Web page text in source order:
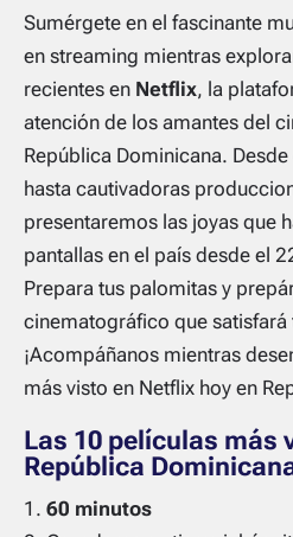
Sumérgete en el fascinante
en streaming mientras
recientes en Netflix, la
atención de los amantes del
República Dominicana.
hasta cautivadoras
presentaremos las joyas que
pantallas en el país desde el
Prepara tus palomitas y
cinematográfico que satisfará
¡Acompáñanos mientras
más visto en Netflix hoy en
Las 10 películas más
República
60 minutos